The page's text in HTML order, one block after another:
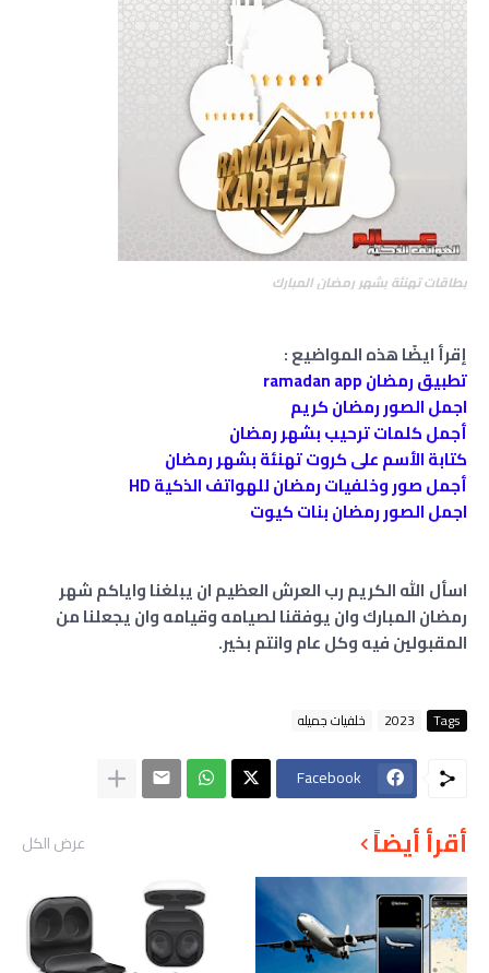
بطاقات تهنئة بشهر رمضان المبارك
إقرأ ايضًا هذه المواضيع :
تطبيق رمضان ramadan app
اجمل الصور رمضان كريم
أجمل كلمات ترحيب بشهر رمضان
كتابة الأسم على كروت تهنئة بشهر رمضان
أجمل صور وخلفيات رمضان للهواتف الذكية HD
اجمل الصور رمضان بنات كيوت
اسأل الله الكريم رب العرش العظيم ان يبلغنا واياكم شهر
رمضان المبارك وان يوفقنا لصيامه وقيامه وان يجعلنا من
المقبولين فيه وكل عام وانتم بخير.
Tags
2023 خلفيات جميله
Facebook
أقرأ أيضاً عرض الكل